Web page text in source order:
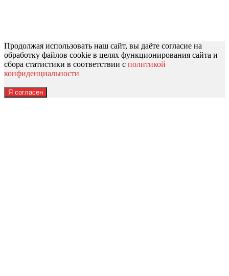
Продолжая использовать наш сайт, вы даёте согласие на
обработку файлов cookie в целях функционирования сайта и
сбора статистики в соответствии с политикой
конфиденциальности
Я согласен